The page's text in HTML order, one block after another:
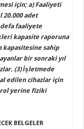
için; a) Faaliyeti
adet
faaliyete
kapasite raporuna
kapasitesine sahip
bir sonraki yıl
(3) İşletmede
edilen cihazlar için
yerine fiziki
BELGELER